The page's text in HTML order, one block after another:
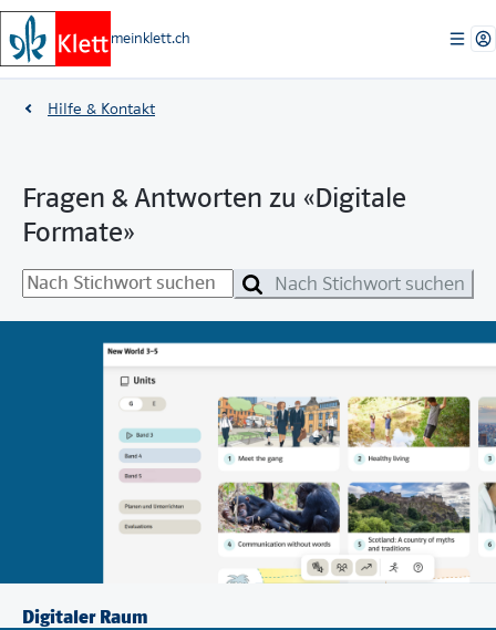
meinklett.ch
Hilfe & Kontakt
Fragen & Antworten zu «Digitale
Formate»
Nach Stichwort suchen
Digitaler Raum